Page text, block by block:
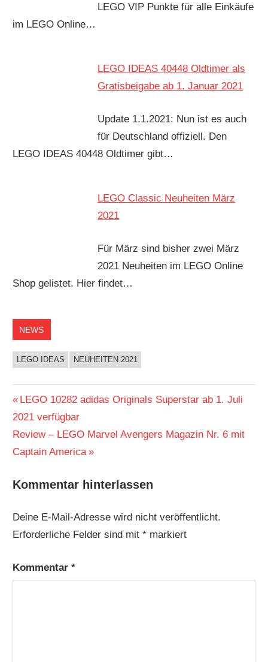
LEGO VIP Punkte für alle Einkäufe
im LEGO Online…
LEGO IDEAS 40448 Oldtimer als
Gratisbeigabe ab 1. Januar 2021
Update 1.1.2021: Nun ist es auch
für Deutschland offiziell. Den
LEGO IDEAS 40448 Oldtimer gibt…
LEGO Classic Neuheiten März
2021
Für März sind bisher zwei März
2021 Neuheiten im LEGO Online
Shop gelistet. Hier findet…
NEWS
LEGO IDEAS NEUHEITEN 2021
Beitragsnavigation
Vorheriger
Beitrag:
LEGO 10282 adidas Originals Superstar ab 1. Juli
2021 verfügbar
Nächster
Beitrag:
Review – LEGO Marvel Avengers Magazin Nr. 6 mit
Captain America
Kommentar hinterlassen
Deine E-Mail-Adresse wird nicht veröffentlicht.
Erforderliche Felder sind mit* markiert
Kommentar*